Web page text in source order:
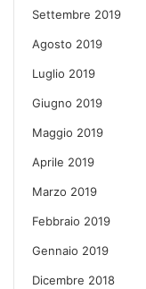
Settembre 2019
Agosto 2019
Luglio 2019
Giugno 2019
Maggio 2019
Aprile 2019
Marzo 2019
Febbraio 2019
Gennaio 2019
Dicembre 2018